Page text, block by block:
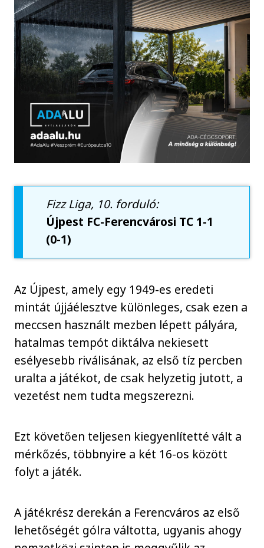
Fizz Liga, 10. forduló:
Újpest FC-Ferencvárosi TC 1-1
(0-1)
Az Újpest, amely egy 1949-es eredeti
mintát újjáélesztve különleges, csak ezen a
meccsen használt mezben lépett pályára,
hatalmas tempót diktálva nekiesett
esélyesebb riválisának, az első tíz percben
uralta a játékot, de csak helyzetig jutott, a
vezetést nem tudta megszerezni.
Ezt követően teljesen kiegyenlítetté vált a
mérkőzés, többnyire a két 16-os között
folyt a játék.
A játékrész derekán a Ferencváros az első
lehetőségét gólra váltotta, ugyanis ahogy